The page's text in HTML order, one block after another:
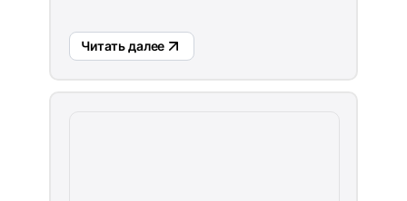
Читать далее